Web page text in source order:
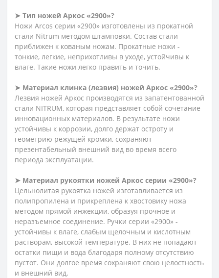
➤ Тип ножей Аркос «2900»?
Ножи Arcos серии «2900» изготовлены из прокатной
стали Nitrum методом штамповки. Состав стали
приближен к кованым ножам. Прокатные ножи -
тонкие, легкие, неприхотливы в уходе, устойчивы к
влаге. Такие ножи легко править и точить.
➤ Материал клинка (лезвия) ножей Аркос «2900»?
Лезвия ножей Аркос производятся из запатентованной
стали NITRUM, которая представляет собой сочетание
инновационных материалов. В результате ножи
устойчивы к коррозии, долго держат остроту и
геометрию режущей кромки, сохраняют
презентабельный внешний вид во время всего
периода эксплуатации.
➤ Материал рукоятки ножей Аркос серии «2900»?
Цельнолитая рукоятка ножей изготавливается из
полипропилена и прикреплена к хвостовику ножа
методом прямой инжекции, образуя прочное и
неразъемное соединение. Ручки серии «2900» -
устойчивы к влаге, слабым щелочным и кислотным
растворам, высокой температуре. В них не попадают
остатки пищи и вода благодаря полному отсутствию
пустот. Они долгое время сохраняют свою целостность
и внешний вид.